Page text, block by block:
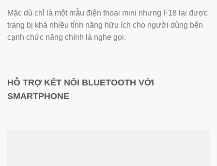
Mặc dù chỉ là một mẫu điện thoại mini nhưng F18 lại được
trang bị khá nhiều tính năng hữu ích cho người dùng bên
cạnh chức năng chính là nghe gọi.
HỖ TRỢ KẾT NỐI BLUETOOTH VỚI
SMARTPHONE